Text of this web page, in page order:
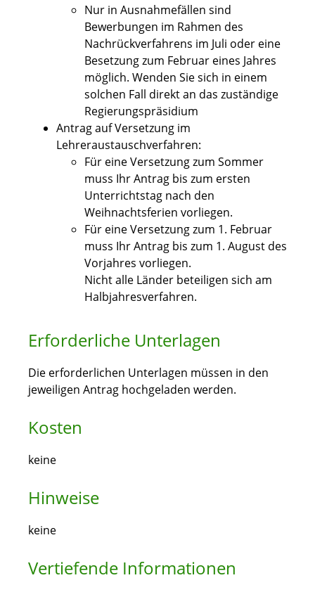
Nur in Ausnahmefällen sind
Bewerbungen im Rahmen des
Nachrückverfahrens im Juli oder eine
Besetzung zum Februar eines Jahres
möglich. Wenden Sie sich in einem
solchen Fall direkt an das zuständige
Regierungspräsidium
Antrag auf Versetzung im
Lehreraustauschverfahren:
Für eine Versetzung zum Sommer
muss Ihr Antrag bis zum ersten
Unterrichtstag nach den
Weihnachtsferien vorliegen.
Für eine Versetzung zum 1. Februar
muss Ihr Antrag bis zum 1. August des
Vorjahres vorliegen.
Nicht alle Länder beteiligen sich am
Halbjahresverfahren.
Erforderliche Unterlagen
Die erforderlichen Unterlagen müssen in den
jeweiligen Antrag hochgeladen werden.
Kosten
keine
Hinweise
keine
Vertiefende Informationen